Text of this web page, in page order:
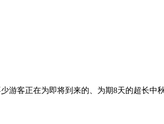
在为即将到来的、为期8天的超长中秋